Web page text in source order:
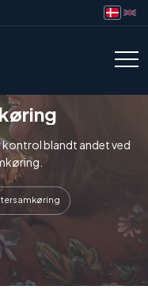
blandt andet ved